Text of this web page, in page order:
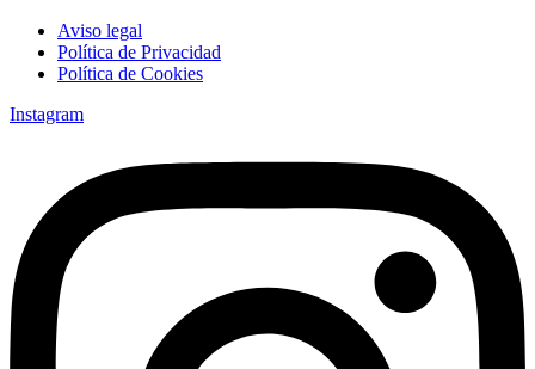
Aviso legal
Política de Privacidad
Política de Cookies
Instagram